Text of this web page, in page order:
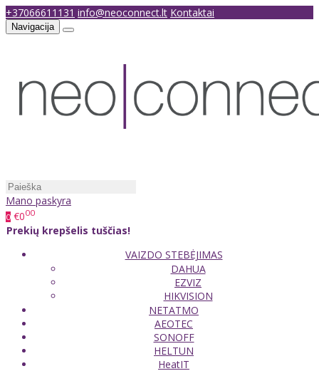
+37066611131 info@neoconnect.lt Kontaktai
Navigacija
Mano paskyra
0 €000
Prekių krepšelis tuščias!
VAIZDO STEBĖJIMAS
DAHUA
EZVIZ
HIKVISION
NETATMO
AEOTEC
SONOFF
HELTUN
HeatIT